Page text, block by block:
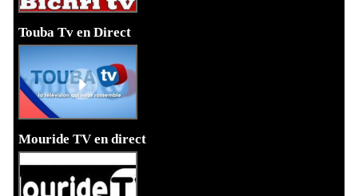
Touba Tv en Direct
Mouride TV en direct